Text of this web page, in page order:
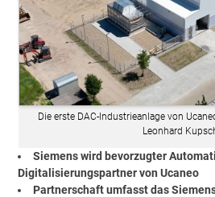
Die erste DAC-Industrieanlage von
Leonhard
Siemens wird bevorzugter
Digitalisierungspartner von Ucaneo
Partnerschaft umfasst das